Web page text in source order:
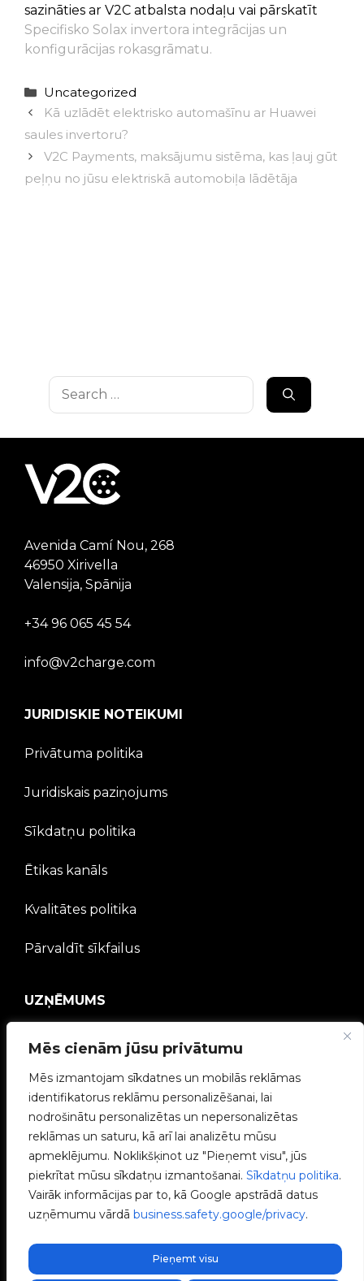
Mēs cienām jūsu privātumu
Mēs izmantojam sīkdatnes un mobilās reklāmas
identifikatorus reklāmu personalizēšanai, lai
nodrošinātu personalizētas un nepersonalizētas
reklāmas un saturu, kā arī lai analizētu mūsu
apmeklējumu. Noklikšķinot uz "Pieņemt visu", jūs
piekrītat mūsu sīkdatņu izmantošanai. Sīkdatņu politika.
Vairāk informācijas par to, kā Google apstrādā datus
uzņēmumu vārdā business.safety.google/privacy.
Pieņemt visu
sazināties ar V2C atbalsta nodaļu vai pārskatīt
Specifisko Solax invertora integrācijas un
konfigurācijas rokasgrāmatu.
Categories
Uncategorized
Kā uzlādēt elektrisko automašīnu ar Huawei
saules invertoru?
V2C Payments, maksājumu sistēma, kas ļauj gūt
peļņu no jūsu elektriskā automobiļa lādētāja
Search
for:
Avenida Camí Nou, 268
46950 Xirivella
Valensija, Spānija
+34 96 065 45 54
info@v2charge.com
JURIDISKIE NOTEIKUMI
Privātuma politika
Juridiskais paziņojums
Sīkdatņu politika
Ētikas kanāls
Kvalitātes politika
Pārvaldīt sīkfailus
UZŅĒMUMS
V2C kopiena
Strādā ar mums
e-Chargers
V2C Power
V2C Cloud